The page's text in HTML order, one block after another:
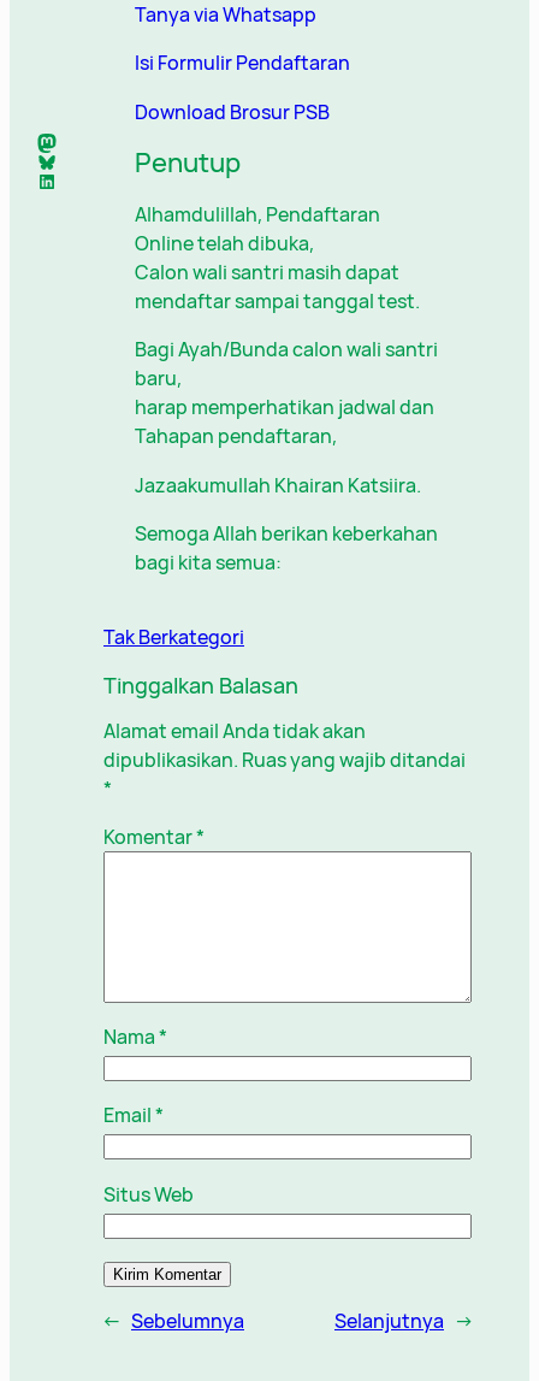
Tanya via Whatsapp
Isi Formulir Pendaftaran
Download Brosur PSB
Penutup
Alhamdulillah, Pendaftaran
Online telah dibuka,
Calon wali santri masih dapat
mendaftar sampai tanggal test.
Bagi Ayah/Bunda calon wali santri
baru,
harap memperhatikan jadwal dan
Tahapan pendaftaran,
Jazaakumullah Khairan Katsiira.
Semoga Allah berikan keberkahan
bagi kita semua:
Tak Berkategori
Tinggalkan Balasan
Alamat email Anda tidak akan
dipublikasikan. Ruas yang wajib ditandai
*
Komentar*
Nama*
Email*
Situs Web
← Sebelumnya Selanjutnya →